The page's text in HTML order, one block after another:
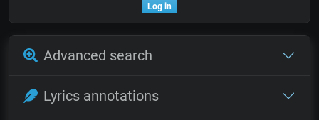
Log in
Advanced search
Lyrics annotations